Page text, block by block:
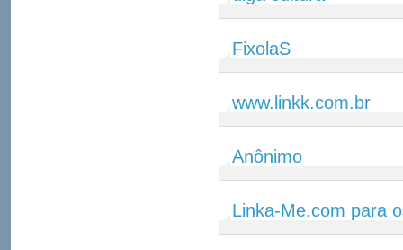
FixolaS
www.linkk.com.br
Anônimo
Linka-Me.com para